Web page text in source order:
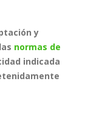
y
normas de
indicada